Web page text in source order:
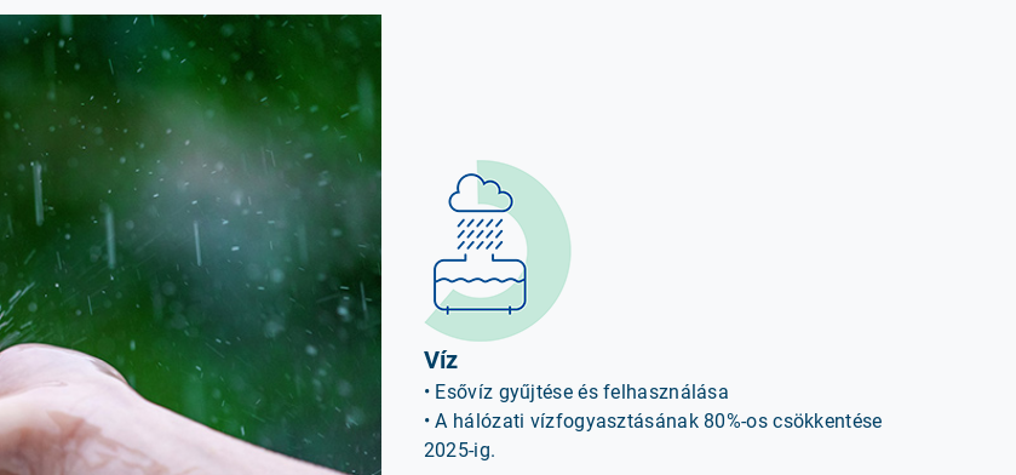
Víz
• Esővíz gyűjtése és felhasználása
• A hálózati vízfogyasztásának 80%-os csökkentése
2025-ig.